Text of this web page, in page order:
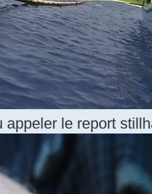
appeler le report